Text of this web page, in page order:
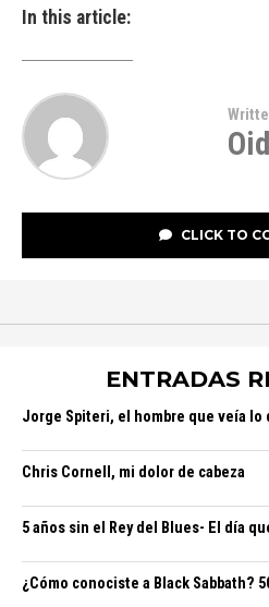
In this article:
CLICK TO
ENTRADAS
Jorge Spiteri, el hombre que veía lo
Chris Cornell, mi dolor de cabeza
5 años sin el Rey del Blues- El día
¿Cómo conociste a Black Sabbath?